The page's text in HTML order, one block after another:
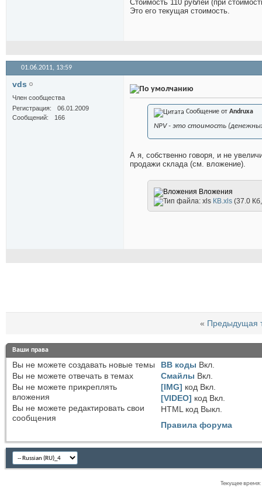
Стоимость 110 рублей (при
Это его текущая стоимость.
01.06.2011, 13:59
vds
Член сообщества
Регистрация
06.01.2009
Сообщений
166
Сообщение от Andruxa
NPV - это стоимость
А я, собственно говоря, и не
продажи склада (см. вложение).
Вложения
КВ.xls (37.0
« Предыдущая
Ваши права
Вы не можете создавать новые темы
Вы не можете отвечать в темах
Вы не можете прикреплять
вложения
Вы не можете редактировать свои
сообщения
BB коды Вкл.
Смайлы Вкл.
[IMG] код Вкл.
[VIDEO] код Вкл.
HTML код Выкл.
Правила форума
Текущее время: